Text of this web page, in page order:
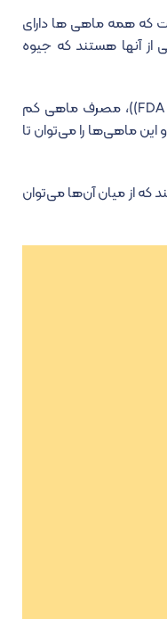
که همه ماهی ها دارای
از آنها هستند که جیوه
طبق گفته سازمان غذا و داروی آمریکا FDA))، مصرف ماهی کم
این ماهی‌ها را می‌توان تا
که از میان آن‌ها می‌توان